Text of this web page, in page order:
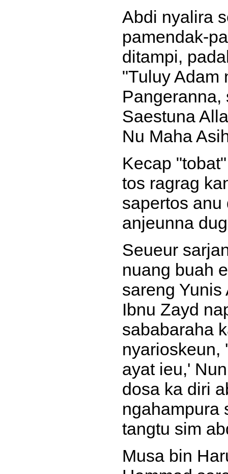
Abdi nyalira
pamendak-
ditampi,
"Tuluy Adam
Pangeranna,
Saestuna
Nu Maha
Kecap
tos ragrag
sapertos
anjeunna
Seueur
nuang buah
sareng
Ibnu Zayd
sababaraha
nyarioskeun,
ayat ieu,'
dosa ka diri
ngahampura
tangtu sim
Musa bin